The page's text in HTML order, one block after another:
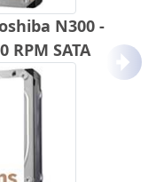
N300 -
RPM SATA